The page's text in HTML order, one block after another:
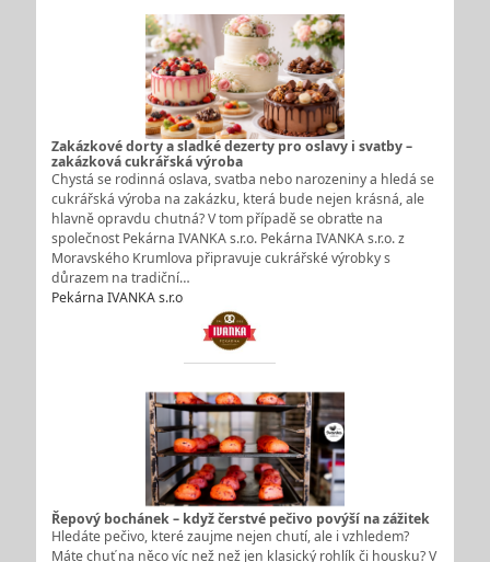
Zakázkové dorty a sladké dezerty pro oslavy i svatby –
zakázková cukrářská výroba
Chystá se rodinná oslava, svatba nebo narozeniny a hledá se
cukrářská výroba na zakázku, která bude nejen krásná, ale
hlavně opravdu chutná? V tom případě se obraťte na
společnost Pekárna IVANKA s.r.o. Pekárna IVANKA s.r.o. z
Moravského Krumlova připravuje cukrářské výrobky s
důrazem na tradiční…
Pekárna IVANKA s.r.o.
Řepový bochánek – když čerstvé pečivo povýší na zážitek
Hledáte pečivo, které zaujme nejen chutí, ale i vzhledem?
Máte chuť na něco víc než než jen klasický rohlík či housku? V